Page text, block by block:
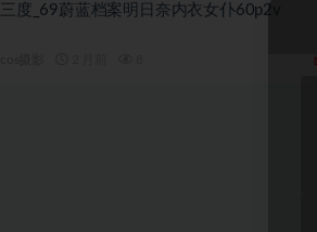
三度_69蔚蓝档案明日奈内衣女仆60p2v